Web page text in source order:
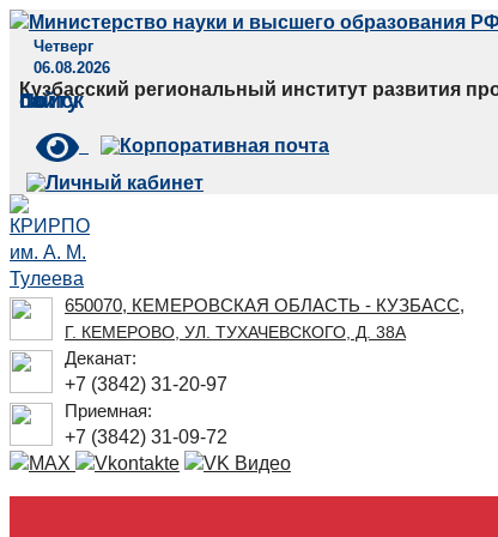
Четверг
06.08.2026
Кузбасский региональный институт развития
Поиск по сайту
650070, КЕМЕРОВСКАЯ ОБЛАСТЬ - КУЗБАСС,
Г. КЕМЕРОВО, УЛ. ТУХАЧЕВСКОГО, Д. 38А
Деканат:
+7 (3842) 31-20-97
Приемная:
+7 (3842) 31-09-72